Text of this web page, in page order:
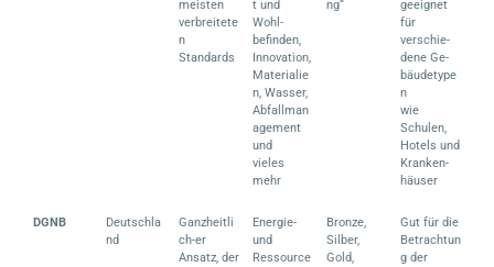
meisten
verbreitete
n
Standards
t und
Wohl-
befinden,
Innovation,
Materialie
n, Wasser,
Abfallman
agement
und
vieles
mehr
ng“
geeignet
für
verschie-
dene Ge-
bäudetype
n
wie
Schulen,
Hotels und
Kranken-
häuser
DGNB
Deutschla
nd
Ganzheitli
ch-er
Ansatz, der
Energie-
und
Ressource
Bronze,
Silber,
Gold,
Gut für die
Betrachtun
g der